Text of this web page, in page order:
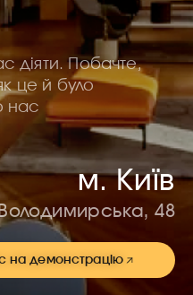
діяти. Побачте,
це й було
нас
м. Київ
48
на демонстрацію